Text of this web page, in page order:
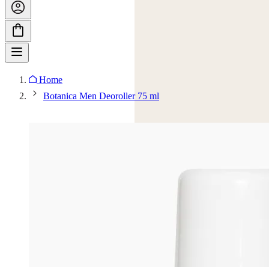
Home
Botanica Men Deoroller 75 ml